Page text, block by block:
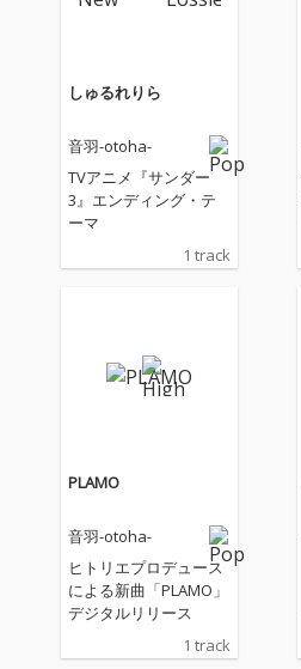
しゅるれりら
音羽-otoha-
TVアニメ『サンダー
3』エンディング・テ
ーマ
1 track
PLAMO
音羽-otoha-
ヒトリエプロデュース
による新曲「PLAMO」
デジタルリリース
1 track